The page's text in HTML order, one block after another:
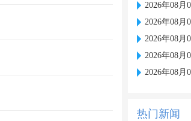
2026年08月06
2026年08月06
2026年08月06
2026年08月06日
2026年08月05日
热门新闻